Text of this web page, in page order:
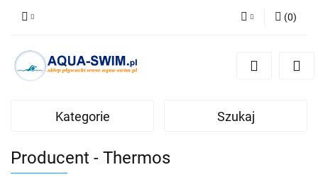
(0)
Kategorie Szukaj
Producent - Thermos